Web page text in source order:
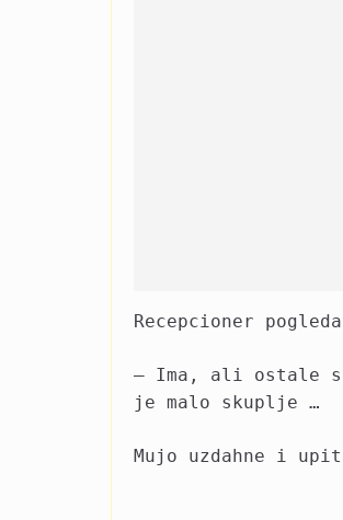
Recepcioner
– Ima, ali ostale su
je malo skuplje …
Mujo uzdahne i